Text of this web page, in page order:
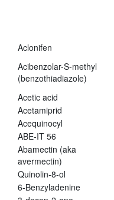
Aclonifen
Acibenzolar-S-methyl
(benzothiadiazole)
Acetic acid
Acetamiprid
Acequinocyl
ABE-IT 56
Abamectin (aka
avermectin)
Quinolin-8-ol
6-Benzyladenine